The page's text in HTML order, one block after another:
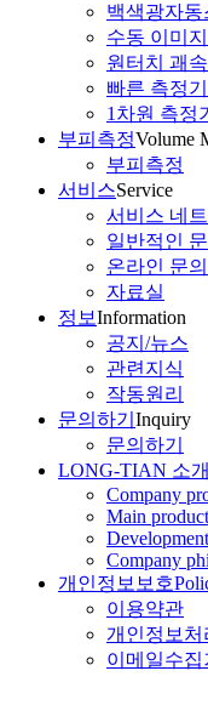
백색광자동
수동 이미
원터치 괘
빠른 측정
1차원 측정
부피측정Volume
부피측정
서비스Service
서비스 네
일반적인 문
온라인 문의
자료실
정보Information
공지/뉴스
관련지식
작동원리
문의하기 Inquiry
문의하기
LONG-TIAN 소개
Company
Main
Company
개인정보보호
이용약관
개인정보처
이메일수집